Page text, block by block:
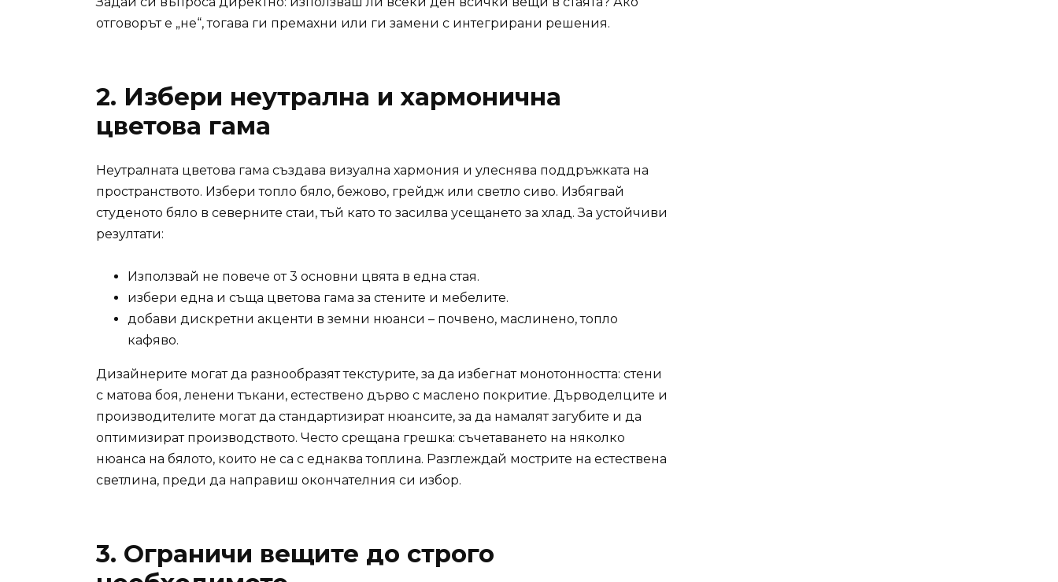
отговорът е „не“, тогава ги премахни или ги замени с интегрирани решения.
2. Избери неутрална и хармонична
цветова гама
Неутралната цветова гама създава визуална хармония и улеснява поддръжката на
пространството. Избери топло бяло, бежово, грейдж или светло сиво. Избягвай
студеното бяло в северните стаи, тъй като то засилва усещането за хлад. За устойчиви
резултати:
Използвай не повече от 3 основни цвята в една стая.
избери една и съща цветова гама за стените и мебелите.
добави дискретни акценти в земни нюанси – почвено, маслинено, топло
кафяво.
Дизайнерите могат да разнообразят текстурите, за да избегнат монотонността: стени
с матова боя, ленени тъкани, естествено дърво с маслено покритие. Дърводелците и
производителите могат да стандартизират нюансите, за да намалят загубите и да
оптимизират производството. Често срещана грешка: съчетаването на няколко
нюанса на бялото, които не са с еднаква топлина. Разглеждай мострите на естествена
светлина, преди да направиш окончателния си избор.
3. Ограничи вещите до строго